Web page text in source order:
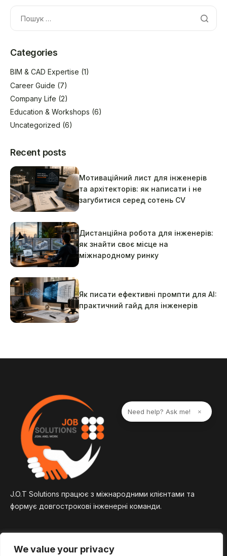
We value your privacy
Categories
BIM & CAD Expertise (1)
Career Guide (7)
Company Life (2)
Education & Workshops (6)
Uncategorized (6)
Recent posts
Мотиваційний лист для інженерів
та архітекторів: як написати і не
загубитися серед сотень CV
Дистанційна робота для інженерів:
як знайти своє місце на
міжнародному ринку
Як писати ефективні промпти для AI:
практичний гайд для інженерів
J.O.T Solutions працює з міжнародними клієнтами та
формує довгострокові інженерні команди.
Need help? Ask me! ×